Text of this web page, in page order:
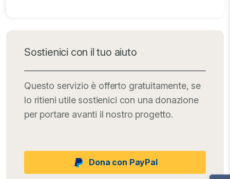
Sostienici con il tuo aiuto
Questo servizio è offerto gratuitamente, se
lo ritieni utile sostienici con una donazione
per portare avanti il nostro progetto.
Dona con PayPal